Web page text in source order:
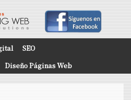
SEO
Diseño Páginas Web